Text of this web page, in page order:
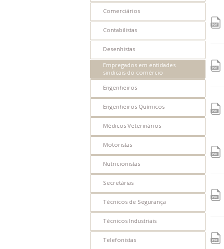
PEIC
ICEC
IE
IEC
PCCV
CVCS
IPV
IPS
PESP-S
PESP-C
PCSS
IMAT
LVC
Comerciários
Contabilistas
Desenhistas
Empregados em entidades
sindicais do comércio
Engenheiros
Engenheiros Químicos
Médicos Veterinários
Motoristas
Nutricionistas
Secretárias
Técnicos de Segurança
Técnicos Industriais
Telefonistas